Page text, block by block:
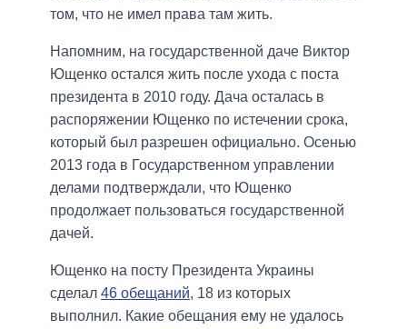
том, что не имел права там жить.
Напомним, на государственной даче Виктор
Ющенко остался жить после ухода с поста
президента в 2010 году. Дача осталась в
распоряжении Ющенко по истечении срока,
который был разрешен официально. Осенью
2013 года в Государственном управлении
делами подтверждали, что Ющенко
продолжает пользоваться государственной
дачей.
Ющенко на посту Президента Украины
сделал 46 обещаний, 18 из которых
выполнил. Какие обещания ему не удалось